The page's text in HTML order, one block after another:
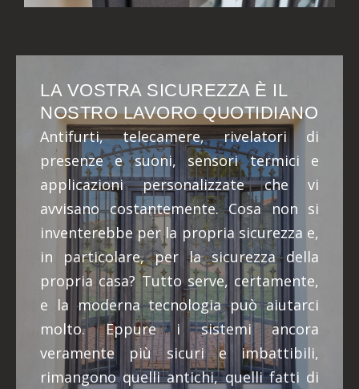
LA VOSTRA SICUREZZA È IL
NOSTRO LAVORO QUOTIDIANO
Antifurti, telecamere, rivelatori di
presenze e suoni, sensori termici e
applicazioni personalizzate che vi
avvisano costantemente. Cosa non si
inventerebbe per la propria sicurezza e,
in particolare, per la sicurezza della
propria casa? Tutto serve, certamente,
e la moderna tecnologia può aiutarci
molto. Eppure i sistemi ancora
veramente più sicuri e imbattibili,
rimangono quelli antichi, quelli fatti di